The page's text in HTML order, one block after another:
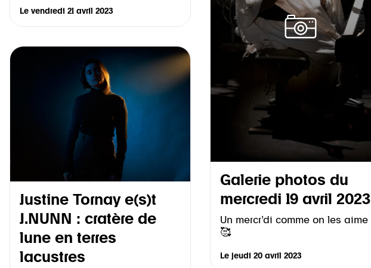
Le vendredi 21 avril 2023
Galerie photos du
mercredi 19 avril 2023
Un mercr’di comme on les aime
🥰
Le jeudi 20 avril 2023
Justine Tornay e(s)t
J.NUNN : cratère de
lune en terres
lacustres